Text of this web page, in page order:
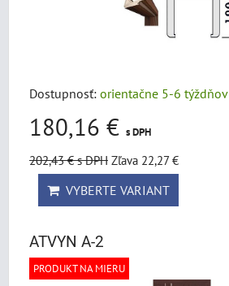
Dostupnosť: orientačne 5-6 týždňov
180,16 € s DPH
202,43 €s DPH Zľava 22,27 €
VYBERTE VARIANT
ATVYN A-2
PRODUKT NA MIERU